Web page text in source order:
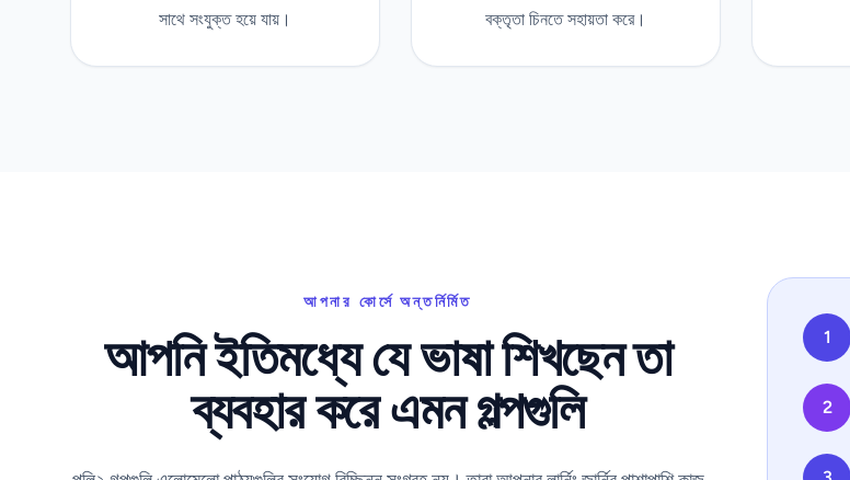
সাথে সংযুক্ত হয়ে যায়।
বক্তৃতা চিনতে সহায়তা করে।
আপনার কোর্সে অন্তর্নির্মিত
আপনি ইতিমধ্যে যে ভাষা শিখছেন তা
ব্যবহার করে এমন গল্পগুলি
1
2